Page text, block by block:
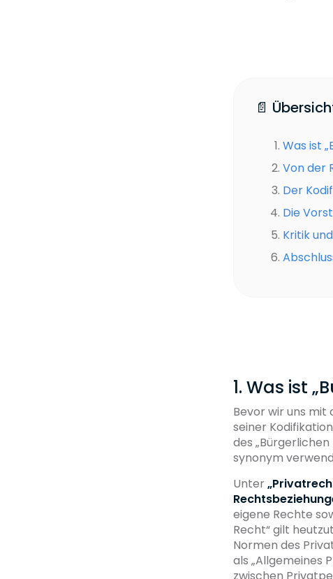
📄
Was ist
Von der
Der
Die
Kritik
1. Was ist
Bevor wir uns mit
seiner
des
synonym
Unter
eigene Rechte
Recht“ gilt
Normen des
als „Allgemeines